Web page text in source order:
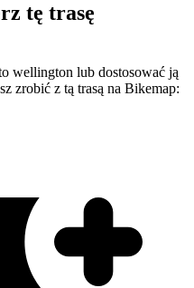
tę trasę
wellington lub dostosować ją
zrobić z tą trasą na Bikemap: